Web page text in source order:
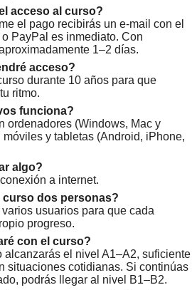
acceso al curso?
el pago recibirás un e-mail con el
PayPal es inmediato. Con
1–2 días.
acceso?
durante 10 años para que
ritmo.
funciona?
ordenadores (Windows, Mac y
móviles y tabletas (Android, iPhone,
algo?
a internet.
curso dos personas?
usuarios para que cada
progreso.
con el curso?
alcanzarás el nivel A1–A2, suficiente
situaciones cotidianas. Si continúas
podrás llegar al nivel B1–B2.